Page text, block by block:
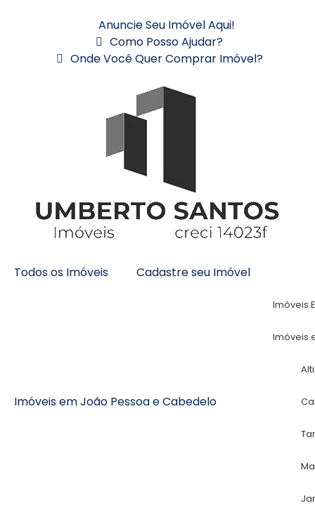
Anuncie Seu Imóvel Aqui!
Como Posso Ajudar?
Onde Você Quer Comprar Imóvel?
Todos os Imóveis Cadastre seu Imóvel
Imóveis em João Pessoa e Cabedelo
Imóveis
Imóveis